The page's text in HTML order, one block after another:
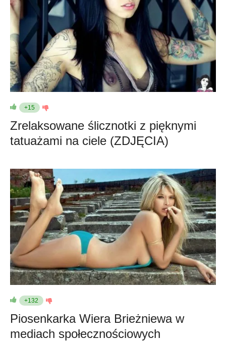
+15
Zrelaksowane ślicznotki z pięknymi
tatuażami na ciele (ZDJĘCIA)
+132
Piosenkarka Wiera Brieżniewa w
mediach społecznościowych